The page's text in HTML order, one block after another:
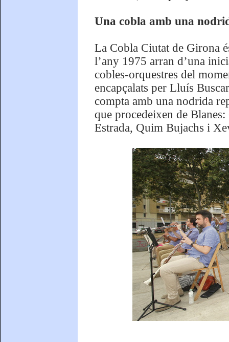
Una cobla amb una
La Cobla Ciutat de Girona
l’any 1975 arran d’una
cobles-orquestres del
encapçalats per Lluís
compta amb una nodrida
que procedeixen de
Estrada, Quim Bujachs i